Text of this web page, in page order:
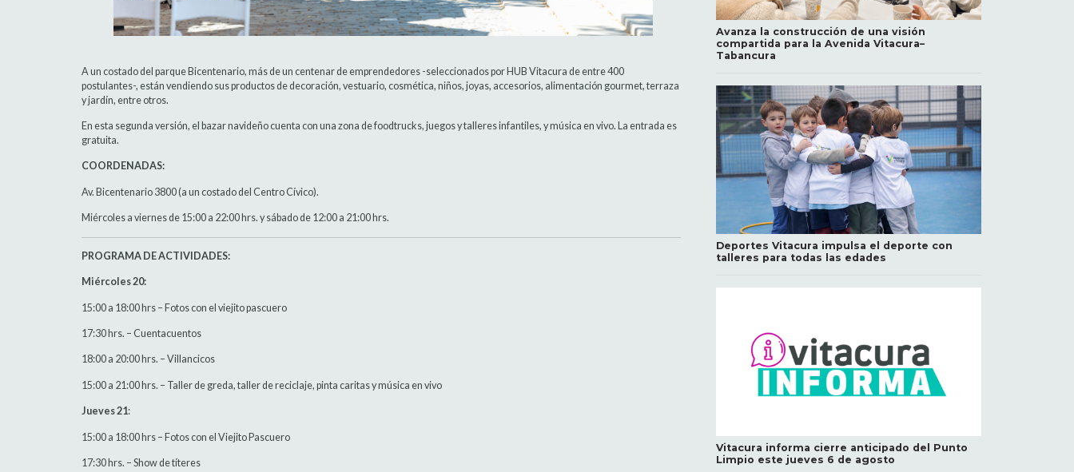
A un costado del parque Bicentenario, más de un centenar de emprendedores -seleccionados por HUB Vitacura de entre 400
postulantes-, están vendiendo sus productos de decoración, vestuario, cosmética, niños, joyas, accesorios, alimentación gourmet, terraza
y jardín, entre otros.
En esta segunda versión, el bazar navideño cuenta con una zona de foodtrucks, juegos y talleres infantiles, y música en vivo. La entrada es
gratuita.
COORDENADAS:
Av. Bicentenario 3800 (a un costado del Centro Cívico).
Miércoles a viernes de 15:00 a 22:00 hrs. y sábado de 12:00 a 21:00 hrs.
PROGRAMA DE ACTIVIDADES:
Miércoles 20:
15:00 a 18:00 hrs – Fotos con el viejito pascuero
17:30 hrs. – Cuentacuentos
18:00 a 20:00 hrs. – Villancicos
15:00 a 21:00 hrs. – Taller de greda, taller de reciclaje, pinta caritas y música en vivo
Jueves 21:
15:00 a 18:00 hrs – Fotos con el Viejito Pascuero
17:30 hrs. – Show de títeres
Avanza la construcción de una visión
compartida para la Avenida Vitacura–
Tabancura
Deportes Vitacura impulsa el deporte con
talleres para todas las edades
Vitacura informa cierre anticipado del Punto
Limpio este jueves 6 de agosto